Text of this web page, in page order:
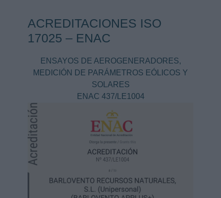
ACREDITACIONES ISO
17025 – ENAC
ENSAYOS DE AEROGENERADORES,
MEDICIÓN DE PARÁMETROS EÓLICOS Y
SOLARES
ENAC 437/LE1004